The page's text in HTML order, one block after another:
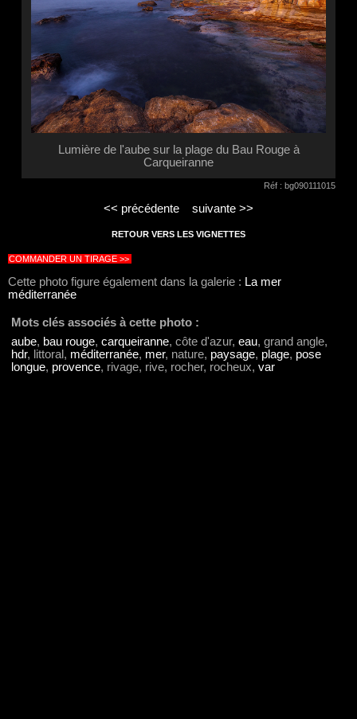
Lumière de l'aube sur la plage du Bau Rouge à
Carqueiranne
Réf : bg090111015
<< précédente suivante >>
RETOUR VERS LES VIGNETTES
COMMANDER UN TIRAGE >>
Cette photo figure également dans la galerie : La mer
méditerranée
Mots clés associés à cette photo :
aube, bau rouge, carqueiranne, côte d'azur, eau, grand angle,
hdr, littoral, méditerranée, mer, nature, paysage, plage, pose
longue, provence, rivage, rive, rocher, rocheux, var